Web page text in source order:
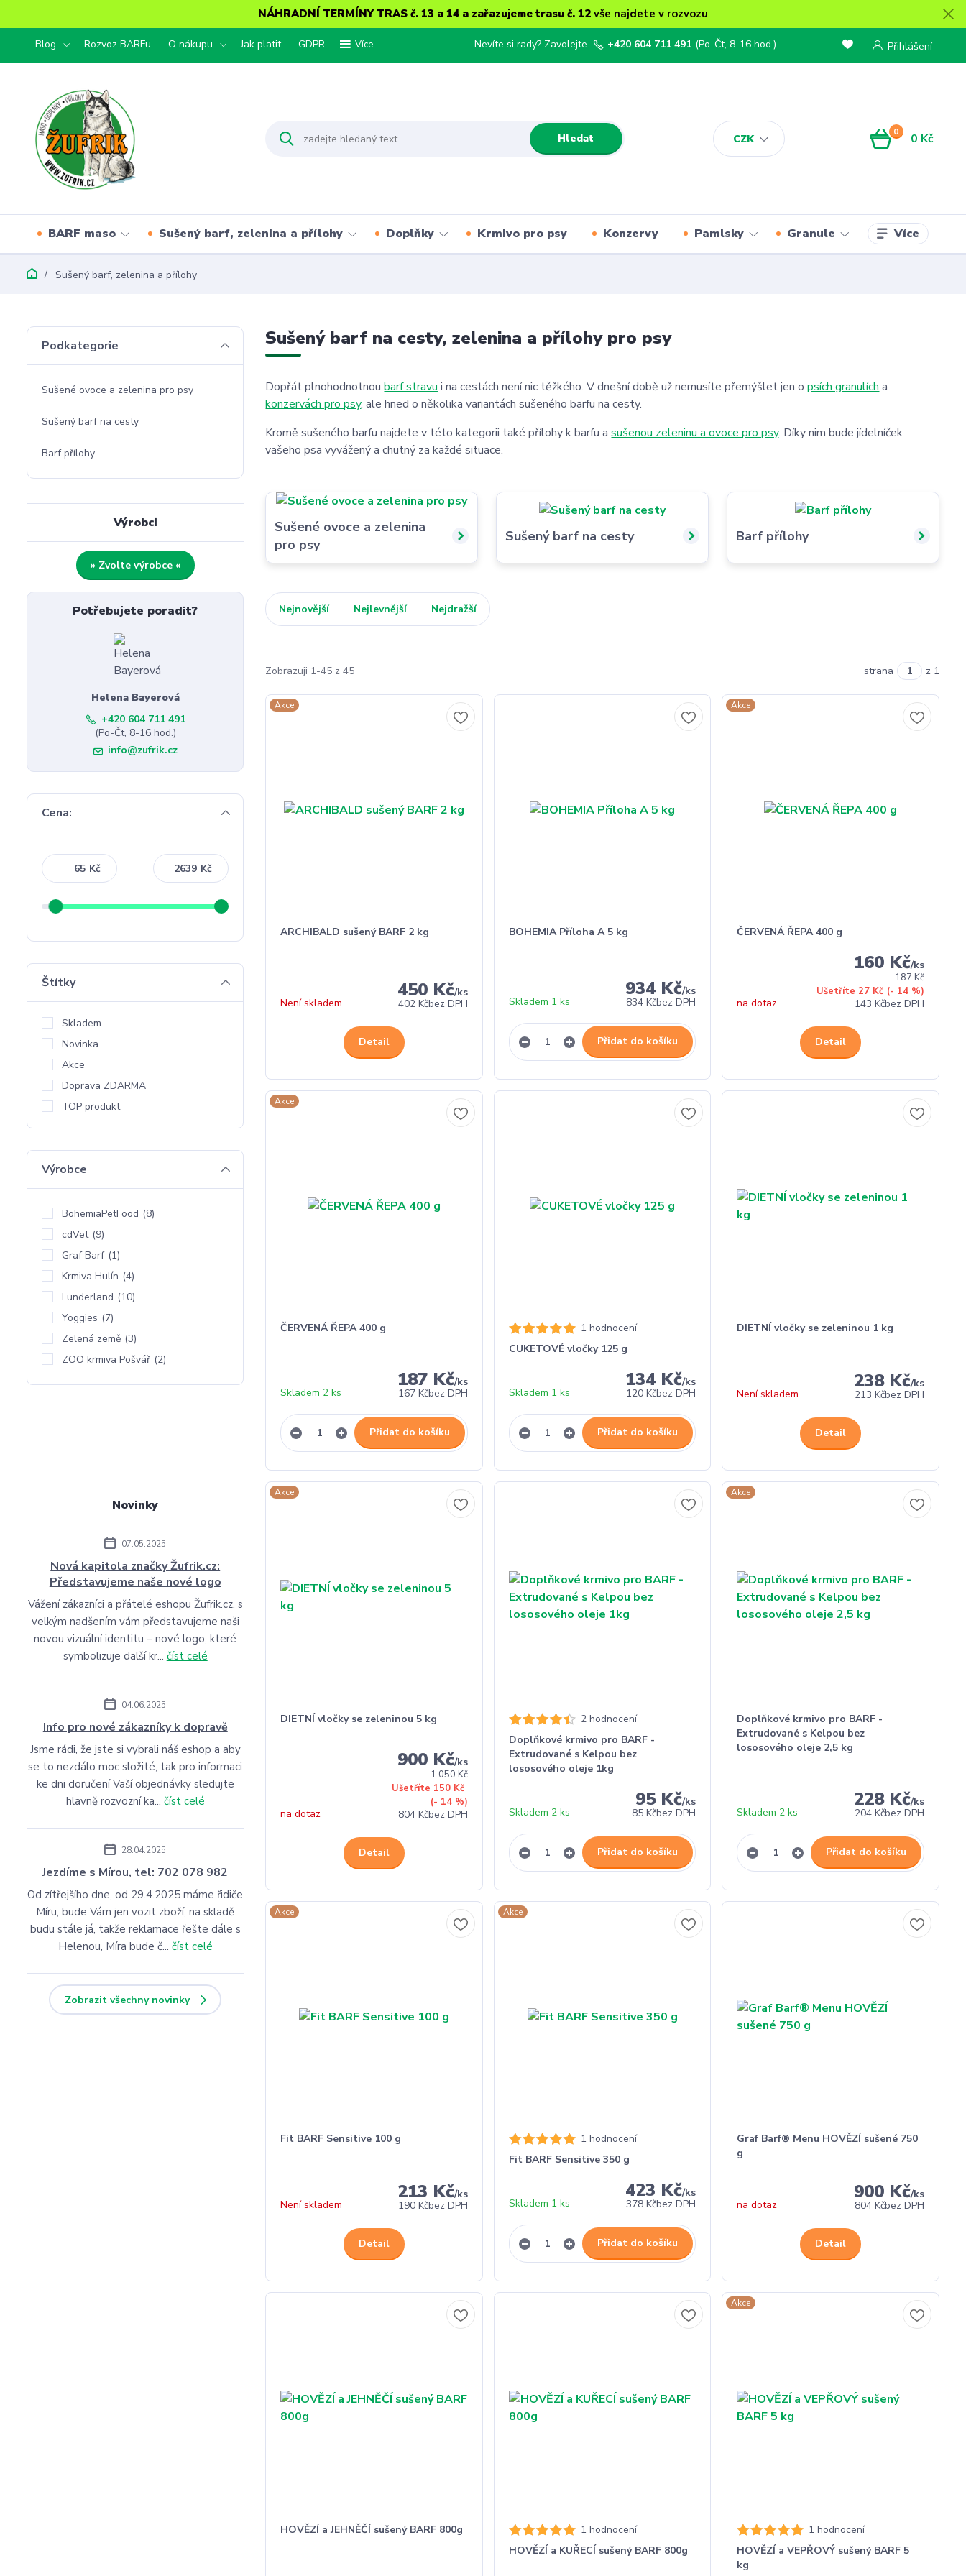
NÁHRADNÍ TERMÍNY TRAS č. 13 a 14 a zařazujeme trasu č. 12 vše najdete v rozvozu
Blog Rozvoz BARFu O nákupu Jak platit GDPR Více
CZK
Přihlášení
Hledat
Nevíte si rady? Zavolejte. +420 604 711 491 (Po-Čt, 8-16 hod.)
0 0 Kč
BARF maso Sušený barf, zelenina a přílohy Doplňky Krmivo pro psy Konzervy Pamlsky Granule Více
Sušený barf, zelenina a přílohy
Sušený barf na cesty, zelenina a přílohy pro psy
Dopřát plnohodnotnoubarf stravu i na cestách není nic těžkého. V dnešní době už nemusíte přemýšlet jen opsích granulích a
konzervách pro psy, ale hned o několika variantách sušeného barfu na cesty.
Kromě sušeného barfu najdete v této kategorii také přílohy k barfu asušenou zeleninu a ovoce pro psy. Díky nim bude jídelníček
vašeho psa vyvážený a chutný za každé situace.
Sušené ovoce a zelenina
pro psy
Sušený barf na cesty Barf přílohy
Nejnovější Nejlevnější Nejdražší
Zobrazuji 1-45 z 45 strana z 1
Akce
ARCHIBALD sušený BARF 2 kg
450 Kč/ks
402 Kčbez DPH
Není skladem
Detail
BOHEMIA Příloha A 5 kg
934 Kč/ks
834 Kčbez DPH
Skladem 1 ks
Přidat do košíku
Akce
ČERVENÁ ŘEPA 400 g
187 Kč
Ušetříte 27 Kč (- 14 %)
160 Kč/ks
143 Kčbez DPH
na dotaz
Detail
Akce
ČERVENÁ ŘEPA 400 g
187 Kč/ks
167 Kčbez DPH
Skladem 2 ks
Přidat do košíku
1 hodnocení
CUKETOVÉ vločky 125 g
134 Kč/ks
120 Kčbez DPH
Skladem 1 ks
Přidat do košíku
DIETNÍ vločky se zeleninou 1 kg
238 Kč/ks
213 Kčbez DPH
Není skladem
Detail
Akce
DIETNÍ vločky se zeleninou 5 kg
1 050 Kč
Ušetříte 150 Kč
(- 14 %)
900 Kč/ks
804 Kčbez DPH
na dotaz
Detail
2 hodnocení
Doplňkové krmivo pro BARF -
Extrudované s Kelpou bez
lososového oleje 1kg
95 Kč/ks
85 Kčbez DPH
Skladem 2 ks
Přidat do košíku
Akce
Doplňkové krmivo pro BARF -
Extrudované s Kelpou bez
lososového oleje 2,5 kg
228 Kč/ks
204 Kčbez DPH
Skladem 2 ks
Přidat do košíku
Akce
Fit BARF Sensitive 100 g
213 Kč/ks
190 Kčbez DPH
Není skladem
Detail
Akce
1 hodnocení
Fit BARF Sensitive 350 g
423 Kč/ks
378 Kčbez DPH
Skladem 1 ks
Přidat do košíku
Graf Barf® Menu HOVĚZÍ sušené 750
g
900 Kč/ks
804 Kčbez DPH
na dotaz
Detail
HOVĚZÍ a JEHNĚČÍ sušený BARF 800g
1 hodnocení
HOVĚZÍ a KUŘECÍ sušený BARF 800g
Akce
1 hodnocení
HOVĚZÍ a VEPŘOVÝ sušený BARF 5
kg
Podkategorie
Sušené ovoce a zelenina pro psy
Sušený barf na cesty
Barf přílohy
Cena:
Kč Kč
Štítky
Skladem
Novinka
Akce
Doprava ZDARMA
TOP produkt
Výrobce
BohemiaPetFood (8)
cdVet (9)
Graf Barf (1)
Krmiva Hulín (4)
Lunderland (10)
Yoggies (7)
Zelená země (3)
ZOO krmiva Pošvář (2)
Potřebujete poradit?
Helena Bayerová
+420 604 711 491
(Po-Čt, 8-16 hod.)
info@zufrik.cz
Novinky
07.05.2025
Nová kapitola značky Žufrik.cz:
Představujeme naše nové logo
Vážení zákazníci a přátelé eshopu Žufrik.cz, s
velkým nadšením vám představujeme naši
novou vizuální identitu – nové logo, které
symbolizuje další kr... číst celé
04.06.2025
Info pro nové zákazníky k dopravě
Jsme rádi, že jste si vybrali náš eshop a aby
se to nezdálo moc složité, tak pro informaci
ke dni doručení Vaší objednávky sledujte
hlavně rozvozní ka... číst celé
28.04.2025
Jezdíme s Mírou, tel: 702 078 982
Od zítřejšího dne, od 29.4.2025 máme řidiče
Míru, bude Vám jen vozit zboží, na skladě
budu stále já, takže reklamace řešte dále s
Helenou, Míra bude č... číst celé
Zobrazit všechny novinky
Výrobci
» Zvolte výrobce «